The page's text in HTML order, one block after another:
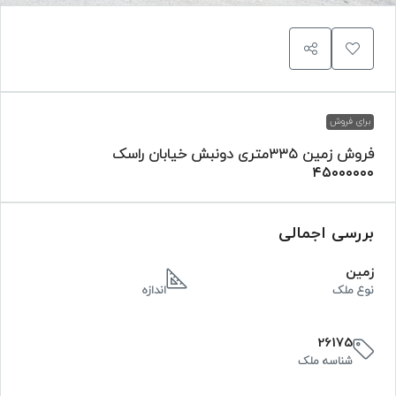
برای فروش
فروش زمین ۳۳۵متری دونبش خیابان راسک
۴۵۰۰۰۰۰۰
بررسی اجمالی
زمین
نوع ملک اندازه
26175
شناسه ملک